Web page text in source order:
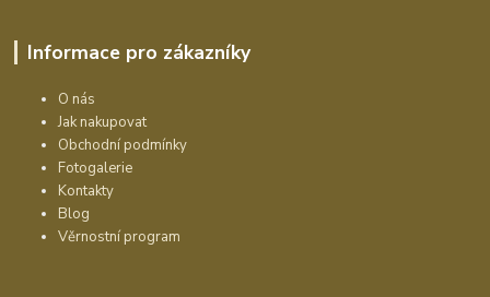
Informace pro zákazníky
O nás
Jak nakupovat
Obchodní podmínky
Fotogalerie
Kontakty
Blog
Věrnostní program